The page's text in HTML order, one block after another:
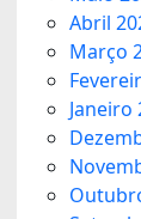
Abril
Março
Janeiro